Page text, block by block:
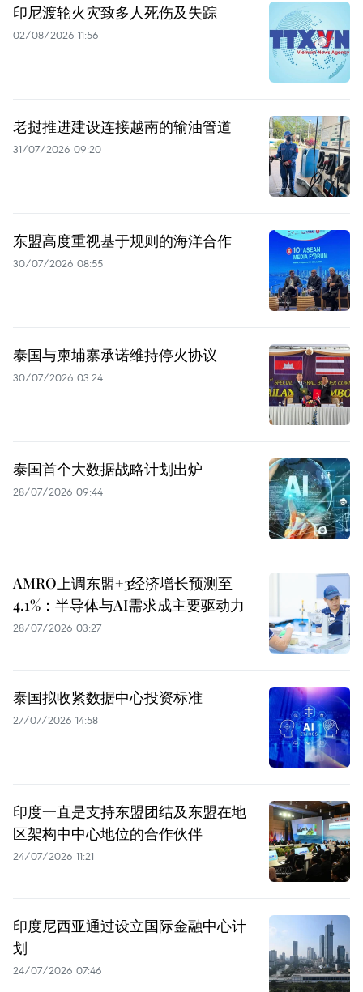
印尼渡轮火灾致多人死伤及失踪
02/08/2026 11:56
老挝推进建设连接越南的输油管道
31/07/2026 09:20
东盟高度重视基于规则的海洋合作
30/07/2026 08:55
泰国与柬埔寨承诺维持停火协议
30/07/2026 03:24
泰国首个大数据战略计划出炉
28/07/2026 09:44
AMRO上调东盟+3经济增长预测至
4.1%：半导体与AI需求成主要驱动力
28/07/2026 03:27
泰国拟收紧数据中心投资标准
27/07/2026 14:58
印度一直是支持东盟团结及东盟在地
区架构中中心地位的合作伙伴
24/07/2026 11:21
印度尼西亚通过设立国际金融中心计
划
24/07/2026 07:46